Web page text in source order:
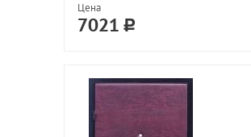
Цена
7021